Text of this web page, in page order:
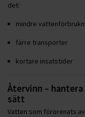
det:
mindre
färre transporter
kortare insatstider
Återvinn –
sätt
Vatten som förorenats